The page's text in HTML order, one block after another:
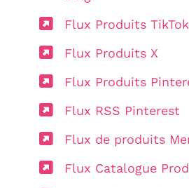
Flux Produits TikTok
Flux Produits X
Flux Produits
Flux RSS Pinterest
Flux de produits
Flux Catalogue